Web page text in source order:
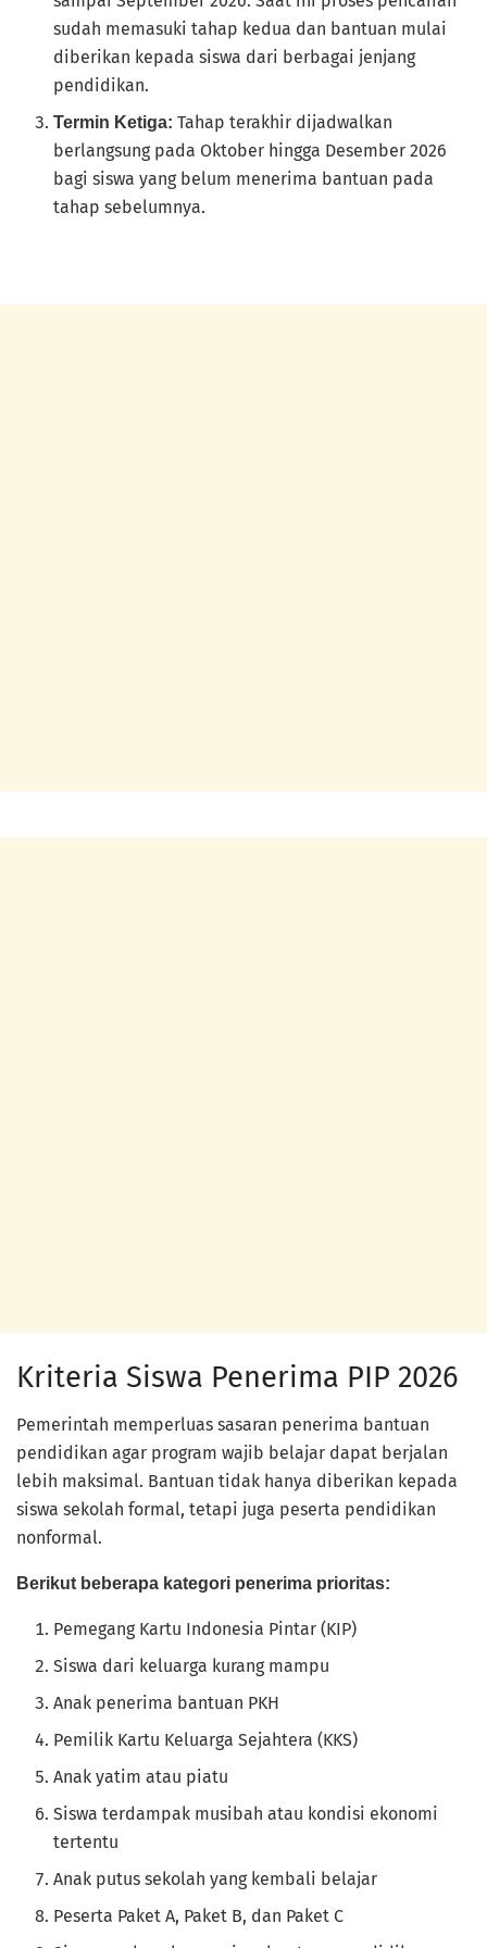
sudah memasuki tahap kedua dan bantuan mulai
diberikan kepada siswa dari berbagai jenjang
pendidikan.
Termin Ketiga:Tahap terakhir dijadwalkan
berlangsung pada Oktober hingga Desember 2026
bagi siswa yang belum menerima bantuan pada
tahap sebelumnya.
Kriteria Siswa Penerima PIP 2026
Pemerintah memperluas sasaran penerima bantuan
pendidikan agar program wajib belajar dapat berjalan
lebih maksimal. Bantuan tidak hanya diberikan kepada
siswa sekolah formal, tetapi juga peserta pendidikan
nonformal.
Berikut beberapa kategori penerima prioritas:
Pemegang Kartu Indonesia Pintar (KIP)
Siswa dari keluarga kurang mampu
Anak penerima bantuan PKH
Pemilik Kartu Keluarga Sejahtera (KKS)
Anak yatim atau piatu
Siswa terdampak musibah atau kondisi ekonomi
tertentu
Anak putus sekolah yang kembali belajar
Peserta Paket A, Paket B, dan Paket C